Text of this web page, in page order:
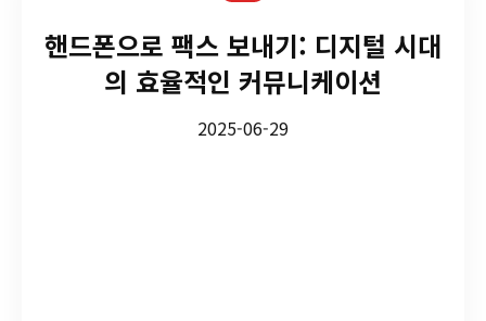
핸드폰으로 팩스 보내기: 디지털 시대
의 효율적인 커뮤니케이션
2025-06-29